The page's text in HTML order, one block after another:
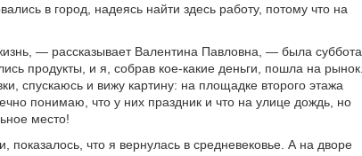
в город, надеясь найти здесь работу, потому что на
— рассказывает Валентина Павловна, — была суббота,
продукты, и я, собрав кое-какие деньги, пошла на рынок.
спускаюсь и вижу картину: на площадке второго этажа
понимаю, что у них праздник и что на улице дождь, но
место!
показалось, что я вернулась в средневековье. А на дворе